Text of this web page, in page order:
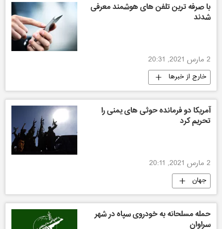
با صرفه ترین تلفن های هوشمند معرفی
شدند
2 مارس 2021, 20:31
خارج از خبرها
آمریکا دو فرمانده حوثی های یمنی را
تحریم کرد
2 مارس 2021, 20:11
جهان
حمله مسلحانه به خودروی سپاه در شهر
سراوان